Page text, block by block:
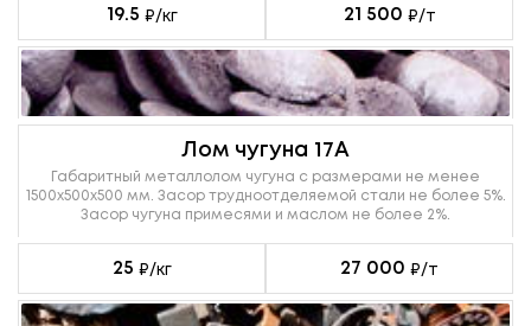
19.5 ₽/кг 21 500 ₽/т
Лом чугуна 17А
Габаритный металлолом чугуна с размерами не менее
1500х500х500 мм. Засор трудноотделяемой стали не более 5%.
Засор чугуна примесями и маслом не более 2%.
25 ₽/кг 27 000 ₽/т